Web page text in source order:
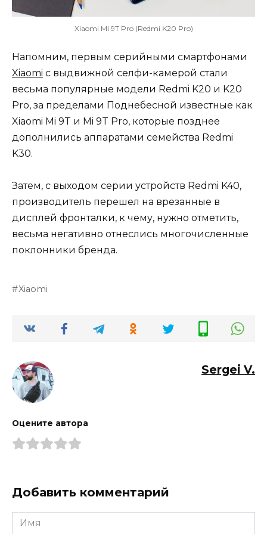
Xiaomi Mi 9T Pro (Redmi K20 Pro)
Напомним, первым серийными смартфонами
Xiaomi с выдвижной селфи-камерой стали
весьма популярные модели Redmi K20 и K20
Pro, за пределами Поднебесной известные как
Xiaomi Mi 9T и Mi 9T Pro, которые позднее
дополнились аппаратами семейства Redmi
K30.
Затем, с выходом серии устройств Redmi K40,
производитель перешел на врезанные в
дисплей фронталки, к чему, нужно отметить,
весьма негативно отнеслись многочисленные
поклонники бренда.
Xiaomi
Sergei V.
Оцените автора
Добавить комментарий
Имя